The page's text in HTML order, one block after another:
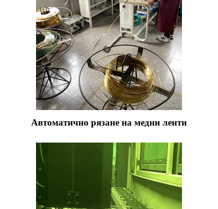
Автоматично рязане на медни ленти